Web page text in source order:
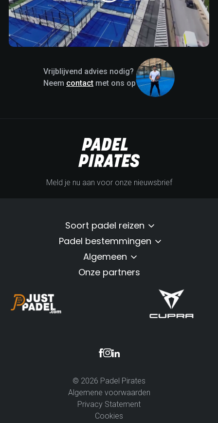
Vrijblijvend advies nodig?
Neem contact met ons op
Meld je nu aan voor onze nieuwsbrief
Soort padel reizen
Padel bestemmingen
Algemeen
Onze partners
© 2026 Padel Pirates
Algemene voorwaarden
Privacy Statement
Cookies